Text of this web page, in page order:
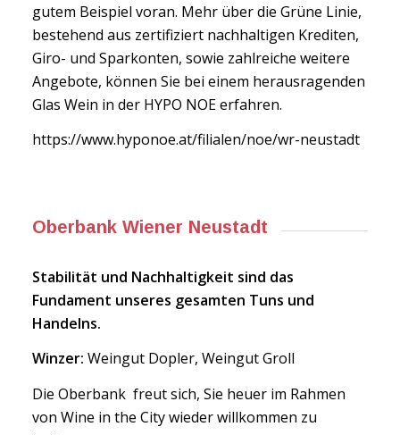
gutem Beispiel voran. Mehr über die Grüne Linie,
bestehend aus zertifiziert nachhaltigen Krediten,
Giro- und Sparkonten, sowie zahlreiche weitere
Angebote, können Sie bei einem herausragenden
Glas Wein in der HYPO NOE erfahren.
https://www.hyponoe.at/filialen/noe/wr-neustadt
Oberbank Wiener Neustadt
Stabilität und Nachhaltigkeit sind das
Fundament unseres gesamten Tuns und
Handelns.
Winzer: Weingut Dopler, Weingut Groll
Die Oberbank freut sich, Sie heuer im Rahmen
von Wine in the City wieder willkommen zu